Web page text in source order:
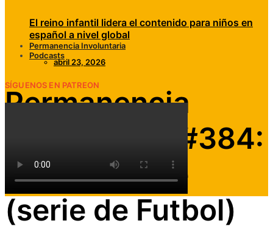
El reino infantil lidera el contenido para niños en
español a nivel global
abril 23, 2026
SÍGUENOS EN PATREON
Permanencia Involuntaria
Podcasts
Permanencia
Involuntaria #384:
El presidente
(serie de Futbol)